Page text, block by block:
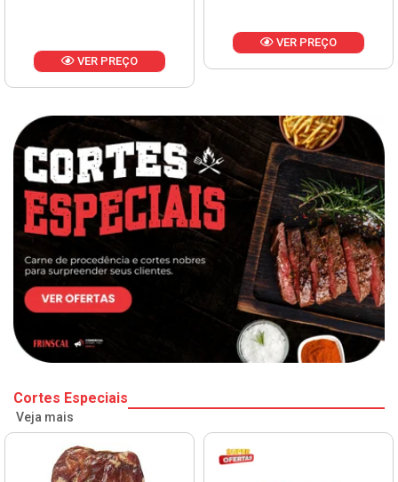
VER PREÇO
VER PREÇO
Cortes Especiais
Veja mais